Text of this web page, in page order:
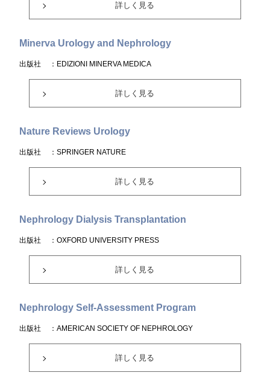
詳しく見る
Minerva Urology and Nephrology
出版社 ：EDIZIONI MINERVA MEDICA
詳しく見る
Nature Reviews Urology
出版社 ：SPRINGER NATURE
詳しく見る
Nephrology Dialysis Transplantation
出版社 ：OXFORD UNIVERSITY PRESS
詳しく見る
Nephrology Self-Assessment Program
出版社 ：AMERICAN SOCIETY OF NEPHROLOGY
詳しく見る